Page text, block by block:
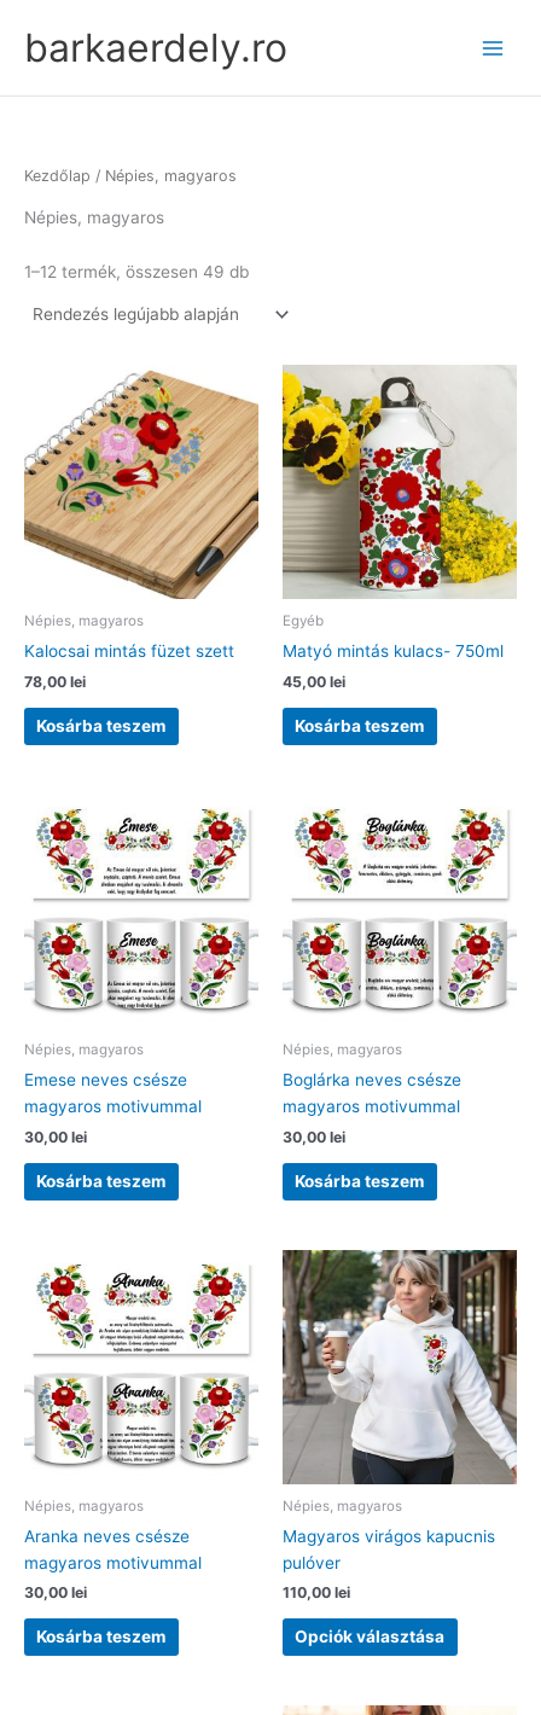
contentbarkaerdely.ro
Kezdőlap / Népies, magyaros
Népies, magyaros
1–12 termék, összesen 49 dbSorted
Népies, magyaros
Kalocsai mintás füzet szett
78,00 lei
Kosárba teszem
Egyéb
Matyó mintás kulacs- 750ml
45,00 lei
Kosárba teszem
Népies, magyaros
Emese neves csésze
magyaros motivummal
30,00 lei
Kosárba teszem
Népies, magyaros
Boglárka neves csésze
magyaros motivummal
30,00 lei
Kosárba teszem
Népies, magyaros
Aranka neves csésze
magyaros motivummal
30,00 lei
Kosárba teszem
Népies, magyaros
Magyaros virágos kapucnis
pulóver
110,00 lei
Opciók választása
Ennek
a